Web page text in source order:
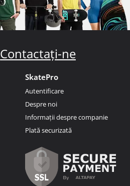
Contactați-ne
SkatePro
Autentificare
Despre noi
Informații despre companie
Plată securizată